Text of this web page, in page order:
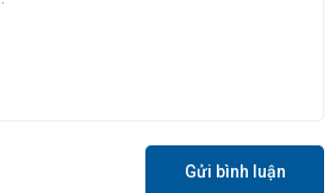
Gửi bình luận